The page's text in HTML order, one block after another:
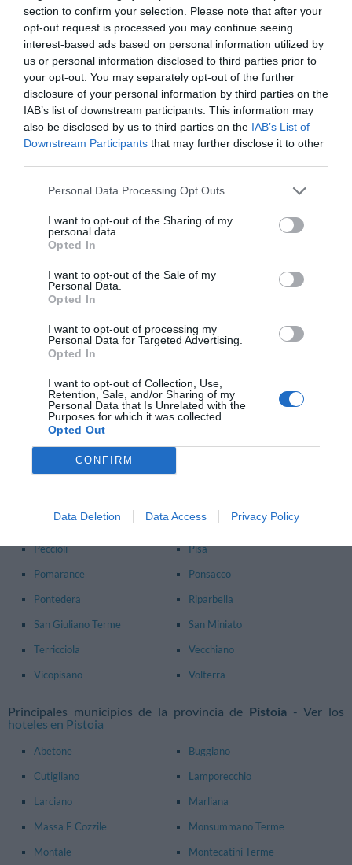
section to confirm your selection. Please note that after your
opt-out request is processed you may continue seeing
interest-based ads based on personal information utilized by
us or personal information disclosed to third parties prior to
your opt-out. You may separately opt-out of the further
disclosure of your personal information by third parties on the
IAB’s list of downstream participants. This information may
also be disclosed by us to third parties on the IAB’s List of
Downstream Participants that may further disclose it to other
Personal Data Processing Opt Outs
I want to opt-out of the Sharing of my
personal data.
Opted In
I want to opt-out of the Sale of my
Personal Data.
Opted In
I want to opt-out of processing my
Personal Data for Targeted Advertising.
Opted In
I want to opt-out of Collection, Use,
Retention, Sale, and/or Sharing of my
Personal Data that Is Unrelated with the
Purposes for which it was collected.
Opted Out
CONFIRM
Data Deletion Data Access Privacy Policy
Lucca
Massarosa
Minucciano
Pescaglia
Pietrasanta
Pieve Fosciana
Porcari
Viareggio
hoteles en Massa-Carrara
Aulla
Bagnone
Carrara
Fivizzano
Fosdinovo
Massa
Principales municipios de la provincia de
Bientina
Calcinaia
Capannoli
Casciana Terme
Cascina
Castellina Marittima
Lajatico
Montopoli In Val D'arno
Palaia
Peccioli
Pisa
Pomarance
Ponsacco
Pontedera
Riparbella
San Giuliano Terme
San Miniato
Terricciola
Vecchiano
Vicopisano
Volterra
Principales municipios de la provincia de Pistoia - Ver los
hoteles en Pistoia
Abetone
Buggiano
Cutigliano
Lamporecchio
Larciano
Marliana
Massa E Cozzile
Monsummano Terme
Montale
Montecatini Terme